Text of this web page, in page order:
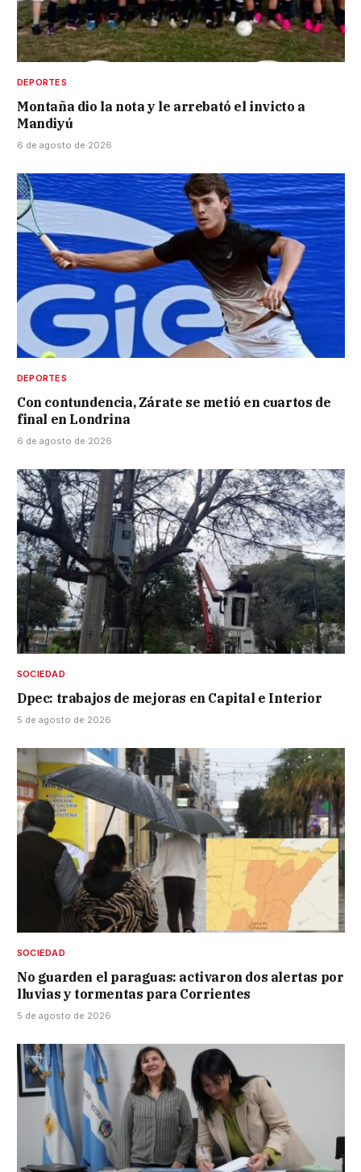
DEPORTES
Montaña dio la nota y le arrebató el invicto a
Mandiyú
6 de agosto de 2026
DEPORTES
Con contundencia, Zárate se metió en cuartos de
final en Londrina
6 de agosto de 2026
SOCIEDAD
Dpec: trabajos de mejoras en Capital e Interior
5 de agosto de 2026
SOCIEDAD
No guarden el paraguas: activaron dos alertas por
lluvias y tormentas para Corrientes
5 de agosto de 2026